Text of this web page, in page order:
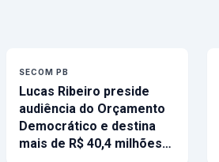
SECOM PB
Lucas Ribeiro preside
audiência do Orçamento
Democrático e destina
mais de R$ 40,4 milhões…